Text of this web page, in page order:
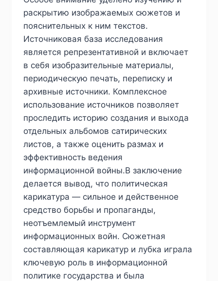
раскрытию изображаемых сюжетов и
пояснительных к ним текстов.
Источниковая база исследования
является репрезентативной и включает
в себя изобразительные материалы,
периодическую печать, переписку и
архивные источники. Комплексное
использование источников позволяет
проследить историю создания и выхода
отдельных альбомов сатирических
листов, а также оценить размах и
эффективность ведения
информационной войны.В заключение
делается вывод, что политическая
карикатура — сильное и действенное
средство борьбы и пропаганды,
неотъемлемый инструмент
информационных войн. Сюжетная
составляющая карикатур и лубка играла
ключевую роль в информационной
политике государства и была